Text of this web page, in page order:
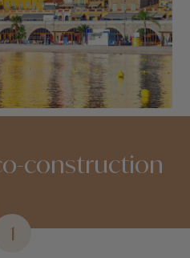
construction
1